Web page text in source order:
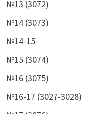
№13 (3072)
№14 (3073)
№14-15
№15 (3074)
№16 (3075)
№16-17 (3027-3028)